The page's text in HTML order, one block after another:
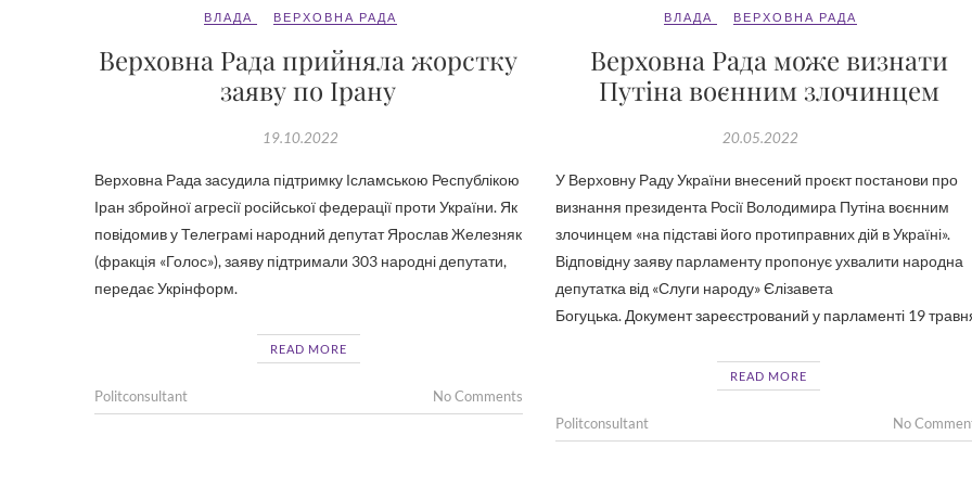
ВЛАДА ВЕРХОВНА РАДА
Верховна Рада прийняла жорстку
заяву по Ірану
19.10.2022
Верховна Рада засудила підтримку Ісламською Республікою
Іран збройної агресії російської федерації проти України. Як
повідомив у Телеграмі народний депутат Ярослав Железняк
(фракція «Голос»), заяву підтримали 303 народні депутати,
передає Укрінформ.
READ MORE
Politconsultant No Comments
ВЛАДА ВЕРХОВНА РАДА
Верховна Рада може визнати
Путіна воєнним злочинцем
20.05.2022
У Верховну Раду України внесений проєкт постанови про
визнання президента Росії Володимира Путіна воєнним
злочинцем «на підставі його протиправних дій в Україні».
Відповідну заяву парламенту пропонує ухвалити народна
депутатка від «Слуги народу» Єлізавета
Богуцька. Документ зареєстрований у парламенті 19
READ MORE
Politconsultant No